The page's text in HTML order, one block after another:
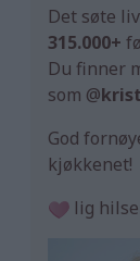
Det søte
315.000+
Du finner
som @
God
kjøkkenet!
lig